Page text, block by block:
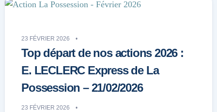
23 FÉVRIER 2026
Top départ de nos actions 2026 :
E. LECLERC Express de La
Possession – 21/02/2026
23 FÉVRIER 2026